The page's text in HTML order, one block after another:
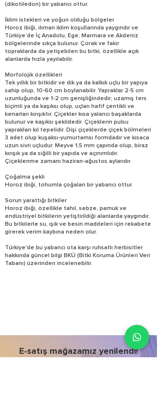
(dikotiledon) bir yabancı ottur.
İklim istekleri ve yoğun olduğu bölgeler
Horoz ibiği, ılıman iklim koşullarında yaygındır ve
Türkiye’de İç Anadolu, Ege, Marmara ve Akdeniz
bölgelerinde sıkça bulunur. Çorak ve fakir
topraklarda da yetişebilen bu bitki, özellikle açık
alanlarda hızla yayılabilir.
Morfolojik özellikleri
Tek yıllık bir bitkidir ve dik ya da kalkık uçlu bir yapıya
sahip olup, 10-60 cm boylanabilir. Yapraklar 2-5 cm
uzunluğunda ve 1-2 cm genişliğindedir; uzamış ters
biçimli ya da kaşıksı olup, uçları hafif çentikli ve
kenarları kırışıktır. Çiçekler kısa yalancı başaklarda
bulunur ve kaşıksı şekildedir. Çiçeklerin pulsu
yaprakları kıl tepelidir. Dişi çiçeklerde çiçek bölmeleri
3 adet olup kuşaksı-yumurtamsı formdadır ve kısaca
uzun sivri uçludur. Meyve 1,5 mm çapında olup, biraz
kırışık ya da siğilli bir yapıda ve açınımlıdır.
Çiçeklenme zamanı haziran-ağustos aylarıdır.
Çoğalma şekli
Horoz ibiği, tohumla çoğalan bir yabancı ottur.
Sorun yarattığı bitkiler
Horoz ibiği, özellikle tahıl, sebze, pamuk ve
endüstriyel bitkilerin yetiştirildiği alanlarda yaygındır.
Bu bitkilerle su, ışık ve besin maddeleri için rekabete
girerek verim kaybına neden olur.
Türkiye'de bu yabancı ota karşı ruhsatlı herbisitler
hakkında güncel bilgi BKÜ (Bitki Koruma Ürünleri Veri
Tabanı) üzerinden incelenebilir.
E-satış mağazamız yenilendi!